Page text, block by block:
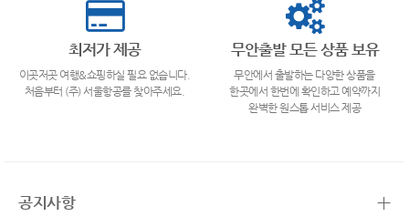
최저가 제공
이곳저곳 여행&쇼핑하실 필요 없습니다.
처음부터 (주) 서울항공를 찾아주세요.
무안출발 모든 상품 보유
무안에서 출발하는 다양한 상품을
한곳에서 한번에 확인하고 예약까지
완벽한 원스톱 서비스 제공
공지사항 +